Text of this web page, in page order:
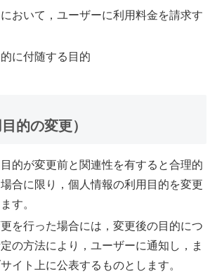
おいて，ユーザーに利用料金を請求す
的に付随する目的
的の変更）
的が変更前と関連性を有すると合理的
合に限り，個人情報の利用目的を変更
す。
を行った場合には，変更後の目的につ
の方法により，ユーザーに通知し，ま
イト上に公表するものとします。